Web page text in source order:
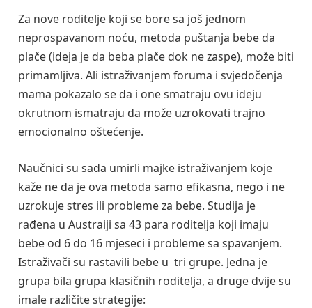
Za nove roditelje koji se bore sa još jednom
neprospavanom noću, metoda puštanja bebe da
plače (ideja je da beba plače dok ne zaspe), može biti
primamljiva. Ali istraživanjem foruma i svjedočenja
mama pokazalo se da i one smatraju ovu ideju
okrutnom ismatraju da može uzrokovati trajno
emocionalno oštećenje.
Naučnici su sada umirli majke istraživanjem koje
kaže ne da je ova metoda samo efikasna, nego i ne
uzrokuje stres ili probleme za bebe. Studija je
rađena u Austraiji sa 43 para roditelja koji imaju
bebe od 6 do 16 mjeseci i probleme sa spavanjem.
Istraživači su rastavili bebe u tri grupe. Jedna je
grupa bila grupa klasičnih roditelja, a druge dvije su
imale različite strategije: